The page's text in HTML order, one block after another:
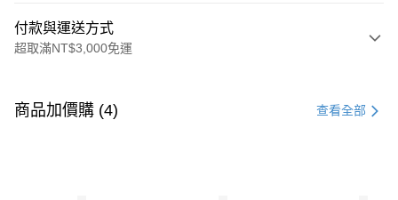
付款與運送方式
超取滿NT$3,000免運
信用卡一次付款
商品加價購 (4) 查看全部